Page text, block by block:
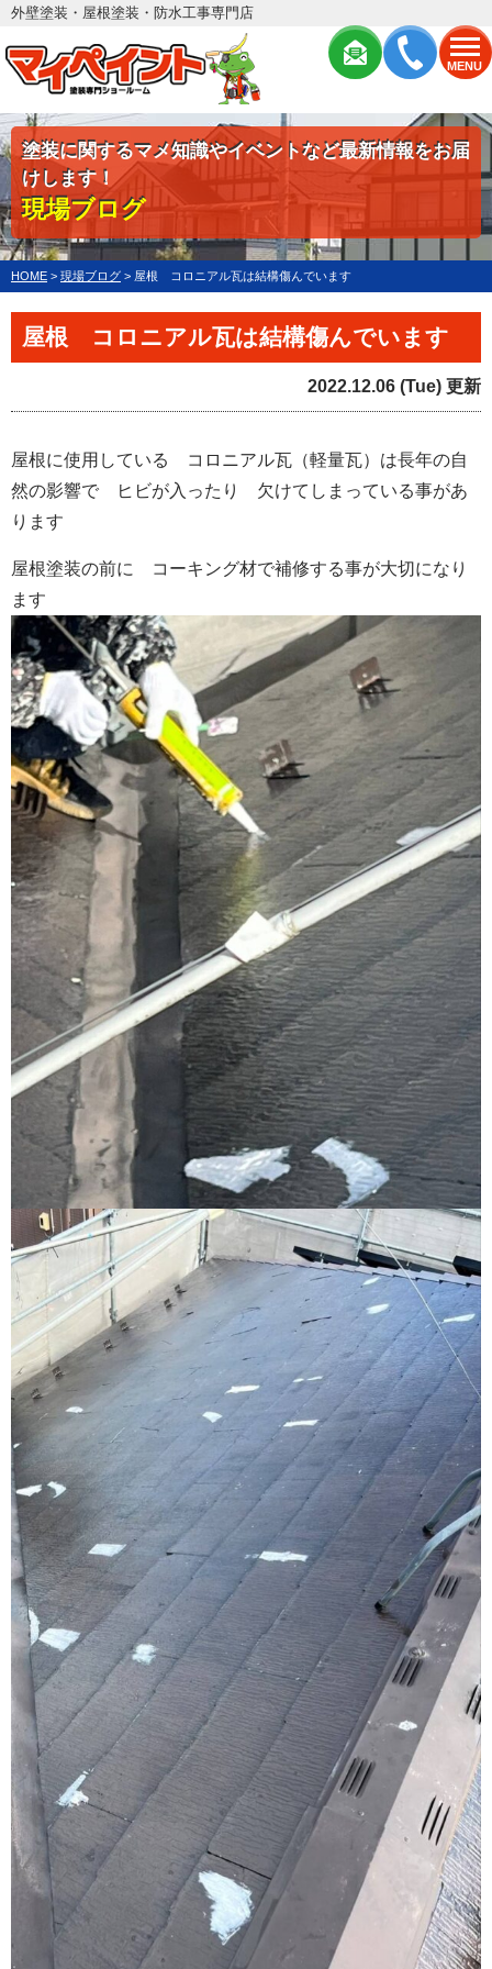
MENU
外壁塗装・屋根塗装・防水工事専門店
塗装に関するマメ知識やイベントなど最新情報をお届
けします！
現場ブログ
HOME > 現場ブログ > 屋根 コロニアル瓦は結構傷んでいます
屋根 コロニアル瓦は結構傷んでいます
2022.12.06 (Tue) 更新
屋根に使用している コロニアル瓦（軽量瓦）は長年の自
然の影響で ヒビが入ったり 欠けてしまっている事があ
ります
屋根塗装の前に コーキング材で補修する事が大切になり
ます